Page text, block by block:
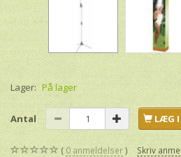
Lager: På lager
Antal LÆG I
0 anmeldelser Skriv